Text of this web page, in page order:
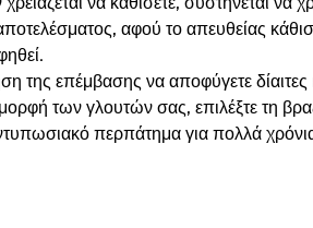
αφού το απευθείας
της επέμβασης να αποφύγετε
των γλουτών σας, επιλέξτε τη
περπάτημα για πολλά